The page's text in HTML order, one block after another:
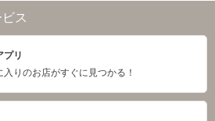
ス
プリ
りのお店がすぐに見つかる！